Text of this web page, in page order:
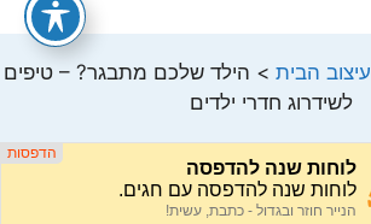
עיצוב הבית > הילד שלכם מתבגר? – טיפים
לשידרוג חדרי ילדים